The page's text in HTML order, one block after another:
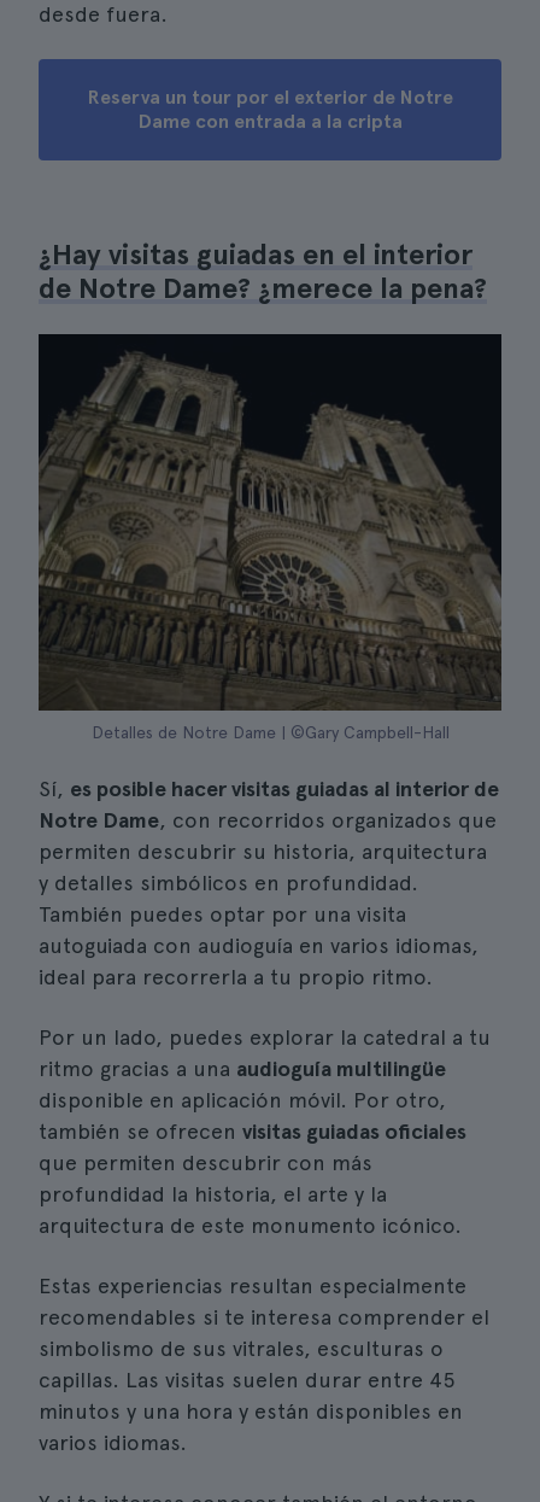
desde fuera.
Reserva un tour por el exterior de Notre
Dame con entrada a la cripta
¿Hay visitas guiadas en el interior
de Notre Dame? ¿merece la pena?
Detalles de Notre Dame | ©Gary Campbell-Hall
Sí, es posible hacer visitas guiadas al interior de
Notre Dame, con recorridos organizados que
permiten descubrir su historia, arquitectura
y detalles simbólicos en profundidad.
También puedes optar por una visita
autoguiada con audioguía en varios idiomas,
ideal para recorrerla a tu propio ritmo.
Por un lado, puedes explorar la catedral a tu
ritmo gracias a una audioguía multilingüe
disponible en aplicación móvil. Por otro,
también se ofrecen visitas guiadas oficiales
que permiten descubrir con más
profundidad la historia, el arte y la
arquitectura de este monumento icónico.
Estas experiencias resultan especialmente
recomendables si te interesa comprender el
simbolismo de sus vitrales, esculturas o
capillas. Las visitas suelen durar entre 45
minutos y una hora y están disponibles en
varios idiomas.